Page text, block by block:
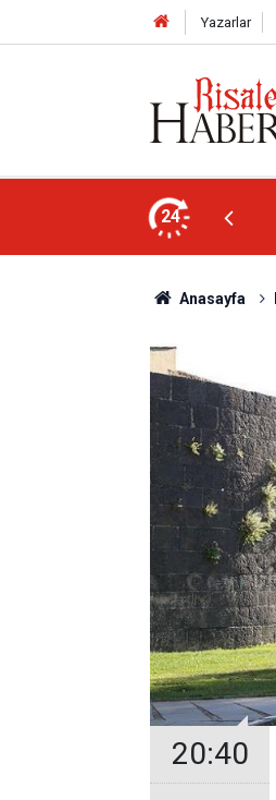
Yazarlar
24
Zübeyir Gündüzalp yöntemi
Anasayfa
20:40